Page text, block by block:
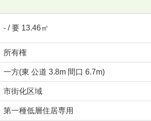
- / 要 13.46㎡
所有権
一方(東 公道 3.8m 間口 6.7m)
市街化区域
第一種低層住居専用